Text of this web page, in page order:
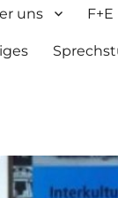
uns F+E